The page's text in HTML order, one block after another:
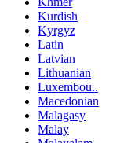
Kurdish
Kyrgyz
Latin
Latvian
Lithuanian
Luxembou..
Macedonian
Malagasy
Malay